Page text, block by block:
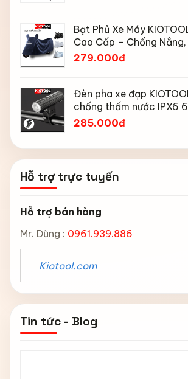
Bạt Phủ Xe Máy
Cao Cấp – Chống
Chống Bụi, Chống Tia
279.000đ
Đèn pha xe đạp
chống thấm nước IPX6
285.000đ
Hỗ trợ trực tuyến
Hỗ trợ bán hàng
Mr. Dũng : 0961.939.886
Kiotool.com
Tin tức - Blog